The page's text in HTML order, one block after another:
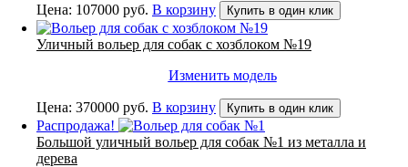
Цена: 107000 руб. В корзину Купить в один клик
Уличный вольер для собак с хозблоком №19
Изменить модель
Цена: 370000 руб. В корзину Купить в один клик
Распродажа!
Большой уличный вольер для собак №1 из металла и
дерева